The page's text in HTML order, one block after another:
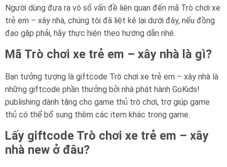
Người dùng đưa ra vô số vấn đề liên quan đến mã Trò chơi xe
trẻ em – xây nhà, chúng tôi đã liệt kê lại dưới đây, nếu đồng
đạo gặp phải, hãy thực hiện theo hướng dẫn nhé.
Mã Trò chơi xe trẻ em – xây nhà là gì?
Bạn tưởng tượng là giftcode Trò chơi xe trẻ em – xây nhà là
những giftcode phần thưởng bởi nhà phát hành GoKids!
publishing dành tặng cho game thủ trò chơi, trợ giúp game
thủ có thể bổ sung thêm các item khác trong game.
Lấy giftcode Trò chơi xe trẻ em – xây
nhà new ở đâu?